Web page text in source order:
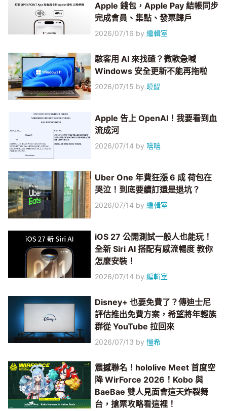
Apple 錢包，Apple Pay 結帳同步
完成會員、集點、發票歸戶
2026/07/16 by編輯室
駭客用 AI 來找碴？微軟急喊
Windows 安全更新不能再拖啦
2026/07/15 by 曉緹
Apple 告上 OpenAI！我要看到血
流成河
2026/07/14 by 嘻嘻
Uber One 年費狂漲 6 成 荷包在
哭泣！到底要續訂還是退坑？
2026/07/14 by編輯室
iOS 27 公開測試一般人也能玩！
全新 Siri AI 搭配有感流暢度 教你
怎麼安裝！
2026/07/14 by編輯室
Disney+ 也要免費了？傳迪士尼
評估推出免費方案，希望將年輕族
群從 YouTube 拉回來
2026/07/13 by愷希
震撼聯名！hololive Meet 首度空
降 WirForce 2026！Kobo 與
BaeBae 雙人見面會這天炸裂舞
台，搶票攻略看這裡！